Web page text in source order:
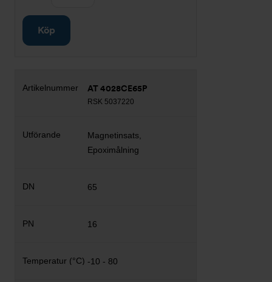
Köp
AT 4028CE65P
RSK 5037220
Magnetinsats,
Epoximålning
65
16
-10 - 80